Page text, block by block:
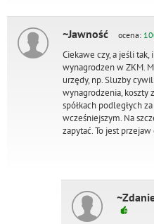
~Jawność ocena:
Ciekawe czy, a jeśli
wynagrodzen w ZKM.
urzędy, np. Sluzby
wynagrodzenia, koszty
spółkach podległych
wcześniejszym. Na
zapytać. To jest